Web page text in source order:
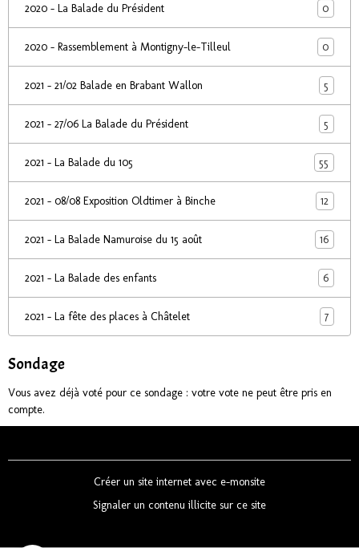
2020 - La Balade du Président 0
2020 - Rassemblement à Montigny-le-Tilleul 0
2021 - 21/02 Balade en Brabant Wallon 5
2021 - 27/06 La Balade du Président 5
2021 - La Balade du 105 55
2021 - 08/08 Exposition Oldtimer à Binche 12
2021 - La Balade Namuroise du 15 août 16
2021 - La Balade des enfants 6
2021 - La fête des places à Châtelet 7
Sondage
Vous avez déjà voté pour ce sondage : votre vote ne peut être pris en
compte.
Créer un site internet avec e-monsite
Signaler un contenu illicite sur ce site